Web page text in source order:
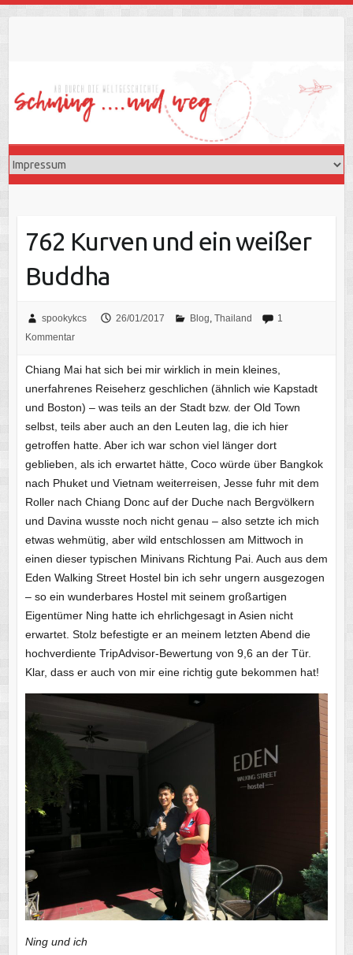
762 Kurven und ein weißer
Buddha
spookykcs 26/01/2017 Blog Thailand
1
Kommentar
Chiang Mai hat sich bei mir wirklich in mein kleines,
unerfahrenes Reiseherz geschlichen (ähnlich wie Kapstadt
und Boston) – was teils an der Stadt bzw. der Old Town
selbst, teils aber auch an den Leuten lag, die ich hier
getroffen hatte. Aber ich war schon viel länger dort
geblieben, als ich erwartet hätte, Coco würde über Bangkok
nach Phuket und Vietnam weiterreisen, Jesse fuhr mit dem
Roller nach Chiang Donc auf der Duche nach Bergvölkern
und Davina wusste noch nicht genau – also setzte ich mich
etwas wehmütig, aber wild entschlossen am Mittwoch in
einen dieser typischen Minivans Richtung Pai. Auch aus dem
Eden Walking Street Hostel bin ich sehr ungern ausgezogen
– so ein wunderbares Hostel mit seinem großartigen
Eigentümer Ning hatte ich ehrlichgesagt in Asien nicht
erwartet. Stolz befestigte er an meinem letzten Abend die
hochverdiente TripAdvisor-Bewertung von 9,6 an der Tür.
Klar, dass er auch von mir eine richtig gute bekommen hat!
Ning und ich